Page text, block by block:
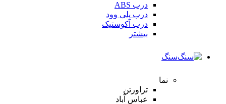
درب ABS
درب پلی وود
درب آکوستیک
بیشتر
سنگ
نما
تراورتن
عباس آباد